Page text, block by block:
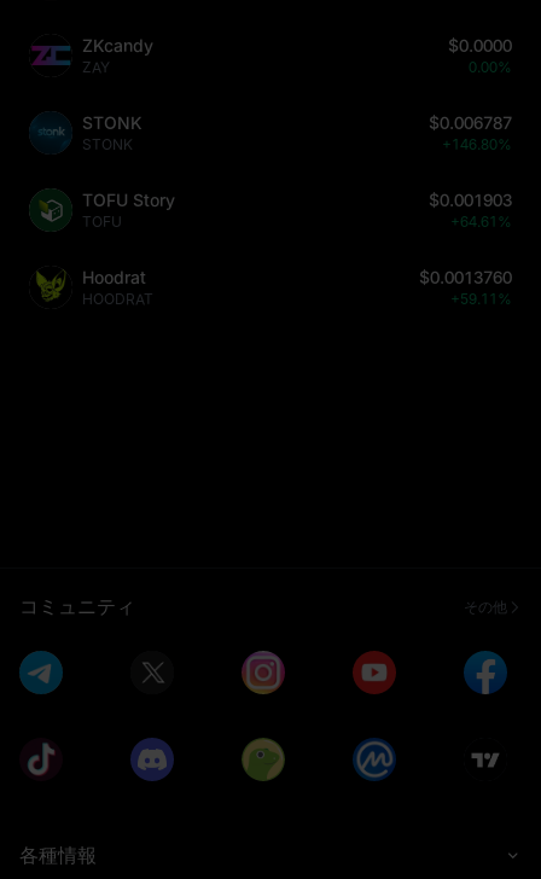
ZKcandy
ZAY
$0.0000
0.00%
STONK
STONK
$0.006787
+146.80%
TOFU Story
TOFU
$0.001903
+64.61%
Hoodrat
HOODRAT
$0.0013760
+59.11%
コミュニティ その他
各種情報